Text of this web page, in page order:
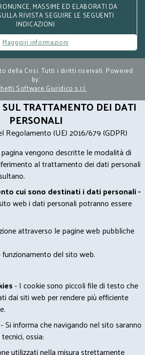
MASSIME ED ELABORATI DA
RIVISTA SEGUIRE LE SEGUENTI
INDICAZIONI
Maggiori informazioni
della Crisi. Tutti i diritti riservati. Powered
by:
Software Giuridico s.r.l.
TRATTAMENTO DEI DATI
PERSONALI
Regolamento (UE) 2016/679 (GDPR)
vengono descritte le modalità di
al trattamento dei dati personali
cui sono destinati i dati personali -
web i dati personali potranno essere
attraverso le pagine web pubbliche
del sito web.
- I cookie sono piccoli file di testo che
dai siti web per rendere più efficiente
- Si informa che navigando nel sito saranno
ossia:
utilizzati nella misura strettamente